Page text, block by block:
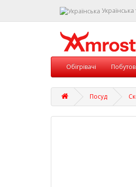
Українська
Обігрівачі
Посуд